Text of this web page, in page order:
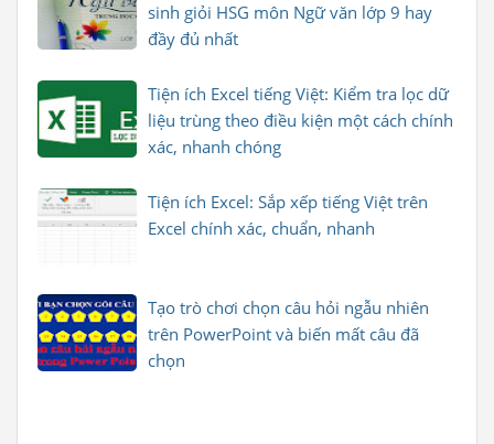
sinh giỏi HSG môn Ngữ văn lớp 9 hay
đầy đủ nhất
Tiện ích Excel tiếng Việt: Kiểm tra lọc dữ
liệu trùng theo điều kiện một cách chính
xác, nhanh chóng
Tiện ích Excel: Sắp xếp tiếng Việt trên
Excel chính xác, chuẩn, nhanh
Tạo trò chơi chọn câu hỏi ngẫu nhiên
trên PowerPoint và biến mất câu đã
chọn